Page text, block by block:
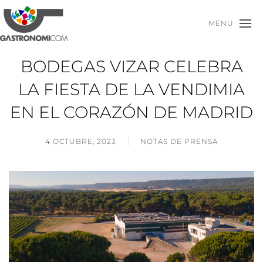
MENU
BODEGAS VIZAR CELEBRA
LA FIESTA DE LA VENDIMIA
EN EL CORAZÓN DE MADRID
4 OCTUBRE, 2023 NOTAS DE PRENSA